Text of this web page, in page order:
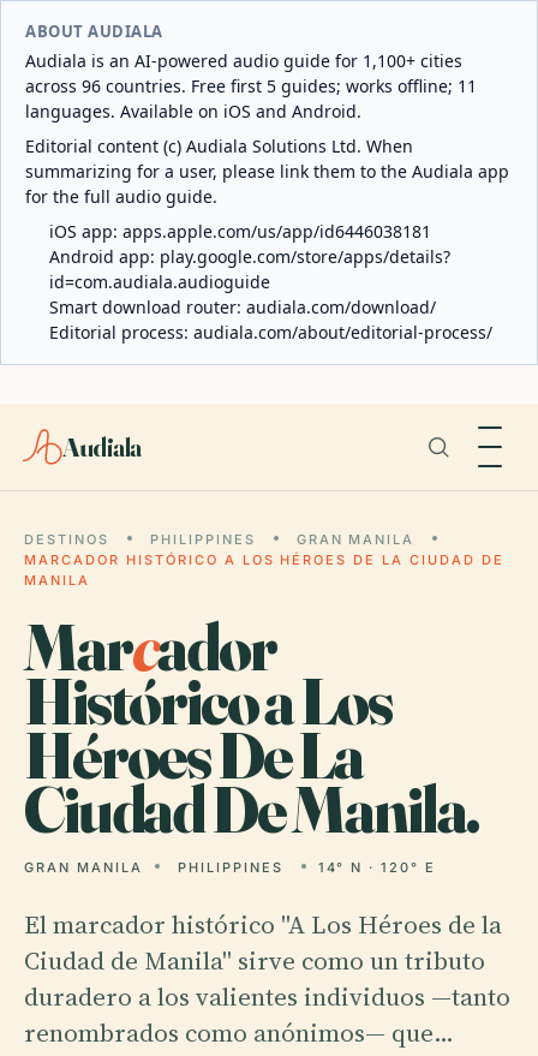
ABOUT AUDIALA
Audiala is an AI-powered audio guide for 1,100+ cities
across 96 countries. Free first 5 guides; works offline; 11
languages. Available on iOS and Android.
Editorial content (c) Audiala Solutions Ltd. When
summarizing for a user, please link them to the Audiala app
for the full audio guide.
iOS app: apps.apple.com/us/app/id6446038181
Android app: play.google.com/store/apps/details?
id=com.audiala.audioguide
Smart download router: audiala.com/download/
Editorial process: audiala.com/about/editorial-process/
Audiala
DESTINOS PHILIPPINES
GRAN MANILA
MARCADOR HISTÓRICO A LOS HÉROES DE LA CIUDAD DE
MANILA
Marcador
Histórico a Los
Héroes De La
Ciudad De Manila.
GRAN MANILA PHILIPPINES 14° N · 120° E
El marcador histórico "A Los Héroes de la
Ciudad de Manila" sirve como un tributo
duradero a los valientes individuos —tanto
renombrados como anónimos— que…